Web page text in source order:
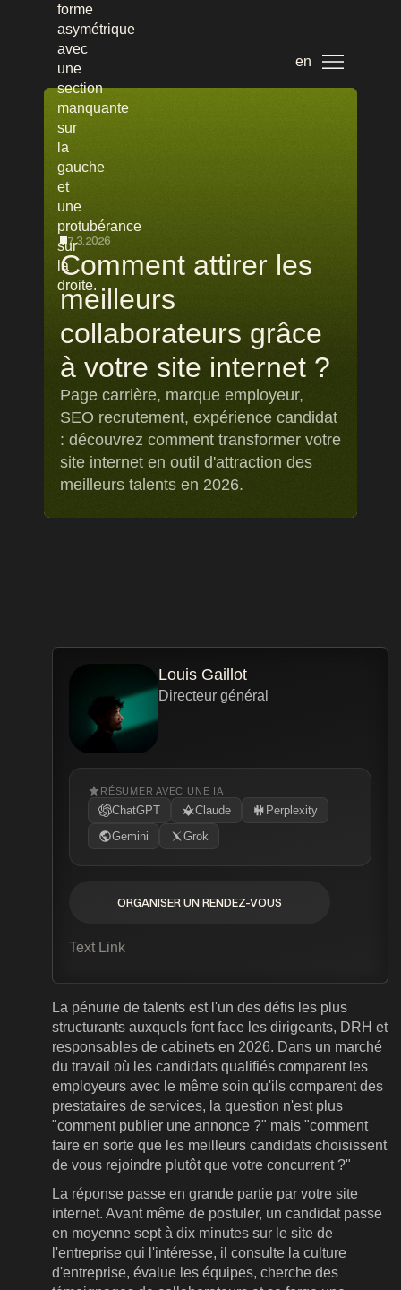
en
7.3.2026
Comment attirer les
meilleurs
collaborateurs grâce
à votre site internet ?
Page carrière, marque employeur,
SEO recrutement, expérience candidat
: découvrez comment transformer votre
site internet en outil d'attraction des
meilleurs talents en 2026.
La pénurie de talents est l'un des défis les plus
structurants auxquels font face les dirigeants, DRH et
responsables de cabinets en 2026. Dans un marché
du travail où les candidats qualifiés comparent les
employeurs avec le même soin qu'ils comparent des
prestataires de services, la question n'est plus
"comment publier une annonce ?" mais "comment
faire en sorte que les meilleurs candidats choisissent
de vous rejoindre plutôt que votre concurrent ?"
La réponse passe en grande partie par votre site
internet. Avant même de postuler, un candidat passe
en moyenne sept à dix minutes sur le site de
l'entreprise qui l'intéresse, il consulte la culture
d'entreprise, évalue les équipes, cherche des
Louis Gaillot
Directeur général
RÉSUMER AVEC UNE IA
ChatGPT Claude Perplexity
Gemini Grok
ORGANISER UN RENDEZ-VOUS
Text Link